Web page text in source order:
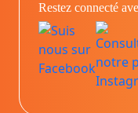
Restez connecté